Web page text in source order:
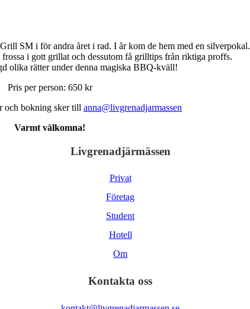
SM i för andra året i rad. I år kom de hem med en silverpokal.
i gott grillat och dessutom få grilltips från riktiga proffs.
olika rätter under denna magiska BBQ-kväll!
Pris per person: 650 kr
och bokning sker till anna@livgrenadjarmassen
Varmt välkomna!
Livgrenadjärmässen
Privat
Företag
Student
Hotell
Om
Kontakta oss